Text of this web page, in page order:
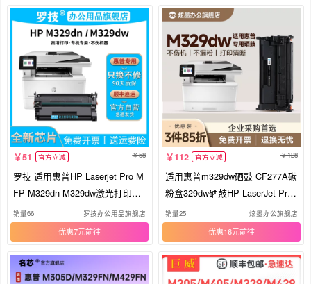
51 官方立减 58
罗技 适用惠普HP Laserjet Pro M
FP M329dn M329dw激光打印机
复印机一体机黑色硒鼓CF277A墨
盒墨粉碳粉盒晒鼓
销量66 罗技办公用品旗舰店
优惠7元
112 官方立减 128
适用惠普m329dw硒鼓 CF277A碳
粉盒329dw硒鼓HP LaserJet Pro
MFP M329dn/dw黑白打印机墨盒
77a墨粉易加粉晒鼓
销量25 炫墨办公旗舰店
优惠16元